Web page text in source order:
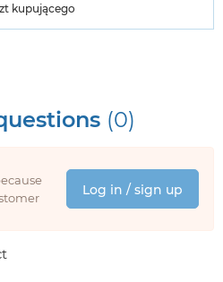
kupującego
(0)
Log in / sign up